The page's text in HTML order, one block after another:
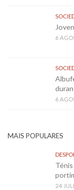
6
6
MAIS POPULARES
24